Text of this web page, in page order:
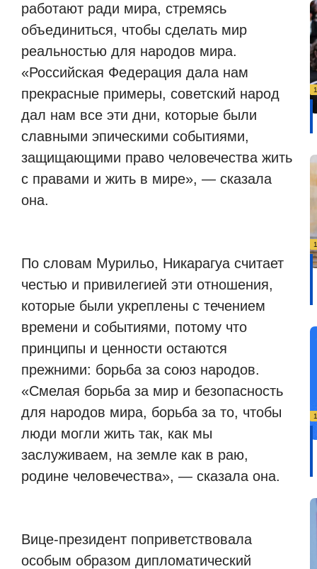
работают ради мира, стремясь
объединиться, чтобы сделать мир
реальностью для народов мира.
«Российская Федерация дала нам
прекрасные примеры, советский народ
дал нам все эти дни, которые были
славными эпическими событиями,
защищающими право человечества жить
с правами и жить в мире», — сказала
она.
По словам Мурильо, Никарагуа считает
честью и привилегией эти отношения,
которые были укреплены с течением
времени и событиями, потому что
принципы и ценности остаются
прежними: борьба за союз народов.
«Смелая борьба за мир и безопасность
для народов мира, борьба за то, чтобы
люди могли жить так, как мы
заслуживаем, на земле как в раю,
родине человечества», — сказала она.
Вице-президент поприветствовала
особым образом дипломатический